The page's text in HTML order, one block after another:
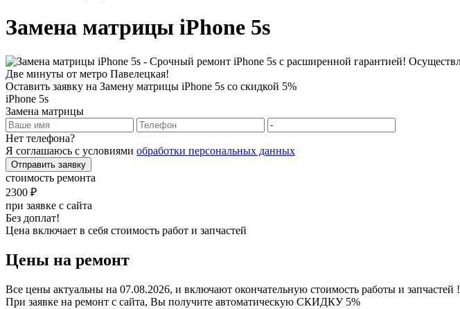
Замена матрицы iPhone 5s
Оставить заявку на Замену матрицы iPhone 5s со скидкой 5%
iPhone 5s
Замена матрицы
Нет телефона?
Я соглашаюсь с условиями обработки персональных данных
Отправить заявку
стоимость ремонта
2300 ₽
при заявке с сайта
Без доплат!
Цена включает в себя стоимость работ и запчастей
Цены на ремонт
Все цены актуальны на 07.08.2026, и включают окончательную стоимость работы и запчастей !
При заявке на ремонт с сайта, Вы получите автоматическую СКИДКУ 5%